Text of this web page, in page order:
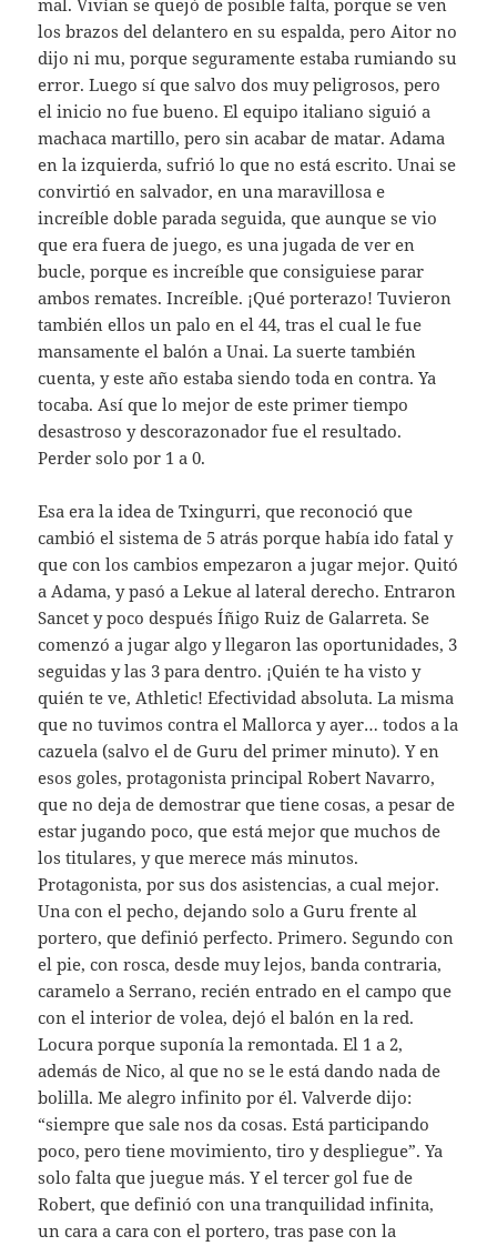
mal. Vivían se quejó de posible falta, porque se ven
los brazos del delantero en su espalda, pero Aitor no
dijo ni mu, porque seguramente estaba rumiando su
error. Luego sí que salvo dos muy peligrosos, pero
el inicio no fue bueno. El equipo italiano siguió a
machaca martillo, pero sin acabar de matar. Adama
en la izquierda, sufrió lo que no está escrito. Unai se
convirtió en salvador, en una maravillosa e
increíble doble parada seguida, que aunque se vio
que era fuera de juego, es una jugada de ver en
bucle, porque es increíble que consiguiese parar
ambos remates. Increíble. ¡Qué porterazo! Tuvieron
también ellos un palo en el 44, tras el cual le fue
mansamente el balón a Unai. La suerte también
cuenta, y este año estaba siendo toda en contra. Ya
tocaba. Así que lo mejor de este primer tiempo
desastroso y descorazonador fue el resultado.
Perder solo por 1 a 0.
Esa era la idea de Txingurri, que reconoció que
cambió el sistema de 5 atrás porque había ido fatal y
que con los cambios empezaron a jugar mejor. Quitó
a Adama, y pasó a Lekue al lateral derecho. Entraron
Sancet y poco después Íñigo Ruiz de Galarreta. Se
comenzó a jugar algo y llegaron las oportunidades, 3
seguidas y las 3 para dentro. ¡Quién te ha visto y
quién te ve, Athletic! Efectividad absoluta. La misma
que no tuvimos contra el Mallorca y ayer… todos a la
cazuela (salvo el de Guru del primer minuto). Y en
esos goles, protagonista principal Robert Navarro,
que no deja de demostrar que tiene cosas, a pesar de
estar jugando poco, que está mejor que muchos de
los titulares, y que merece más minutos.
Protagonista, por sus dos asistencias, a cual mejor.
Una con el pecho, dejando solo a Guru frente al
portero, que definió perfecto. Primero. Segundo con
el pie, con rosca, desde muy lejos, banda contraria,
caramelo a Serrano, recién entrado en el campo que
con el interior de volea, dejó el balón en la red.
Locura porque suponía la remontada. El 1 a 2,
además de Nico, al que no se le está dando nada de
bolilla. Me alegro infinito por él. Valverde dijo:
“siempre que sale nos da cosas. Está participando
poco, pero tiene movimiento, tiro y despliegue”. Ya
solo falta que juegue más. Y el tercer gol fue de
Robert, que definió con una tranquilidad infinita,
un cara a cara con el portero, tras pase con la